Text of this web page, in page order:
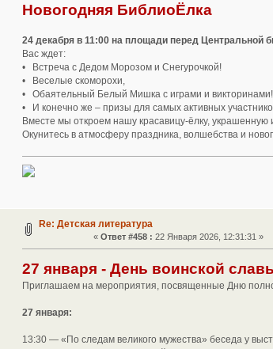
Новогодняя БиблиоЁлка
24 декабря в 11:00 на площади перед Центральной
Вас ждет:
• Встреча с Дедом Морозом и Снегурочкой!
• Веселые скоморохи,
• Обаятельный Белый Мишка с играми и викторинами!
• И конечно же – призы для самых активных
Вместе мы откроем нашу красавицу-ёлку,
Окунитесь в атмосферу праздника, волшебства и
Re: Детская литература
«Ответ #458 : 22 Января 2026, 12:31:31 »
27 января - День воинской
Приглашаем на мероприятия, посвященные Дню
27 января:
13:30 — «По следам великого мужества» беседа у